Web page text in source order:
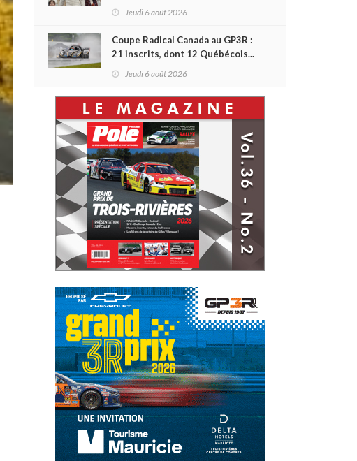
L'ascension d'une légende (+
Jeudi 6 août 2026
Coupe Radical Canada au GP3R :
21 inscrits, dont 12 Québécois...
et un premier gain d'Antoine
Jeudi 6 août 2026